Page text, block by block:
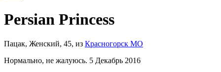
Persian Princess
Пацак, Женский, 45, из Красногорск МО
Нормально, не жалуюсь. 5 Декабрь 2016